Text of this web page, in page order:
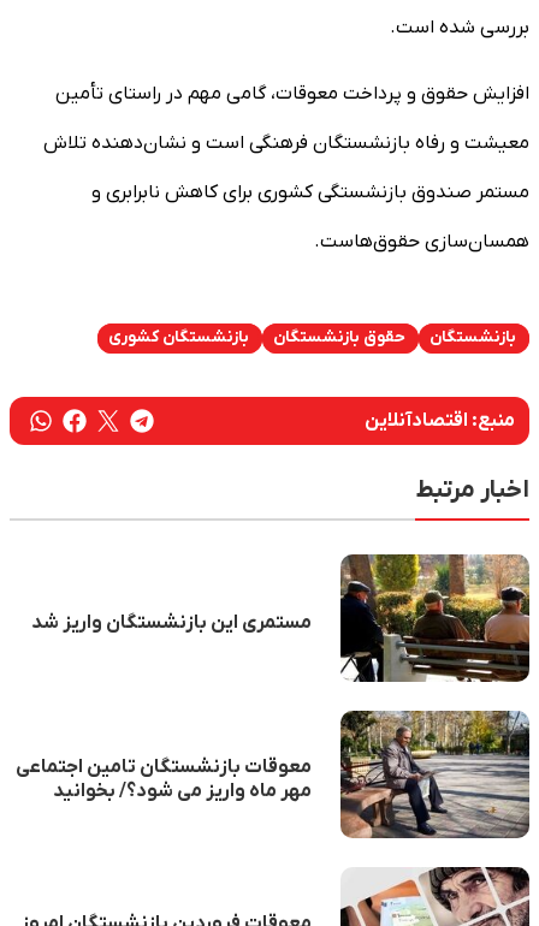
بررسی شده است.
افزایش حقوق و پرداخت معوقات، گامی مهم در راستای تأمین
معیشت و رفاه بازنشستگان فرهنگی است و نشان‌دهنده تلاش
مستمر صندوق بازنشستگی کشوری برای کاهش نابرابری و
همسان‌سازی حقوق‌هاست.
بازنشستگان حقوق بازنشستگان بازنشستگان کشوری
منبع: اقتصادآنلاین
اخبار مرتبط
مستمری این بازنشستگان واریز شد
معوقات بازنشستگان تامین اجتماعی
مهر ماه واریز می شود؟/ بخوانید